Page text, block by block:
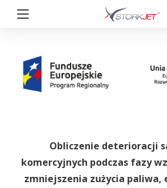
Przejdź
Obliczenie deterioracji
komercyjnych podczas fazy
zmniejszenia zużycia paliwa,